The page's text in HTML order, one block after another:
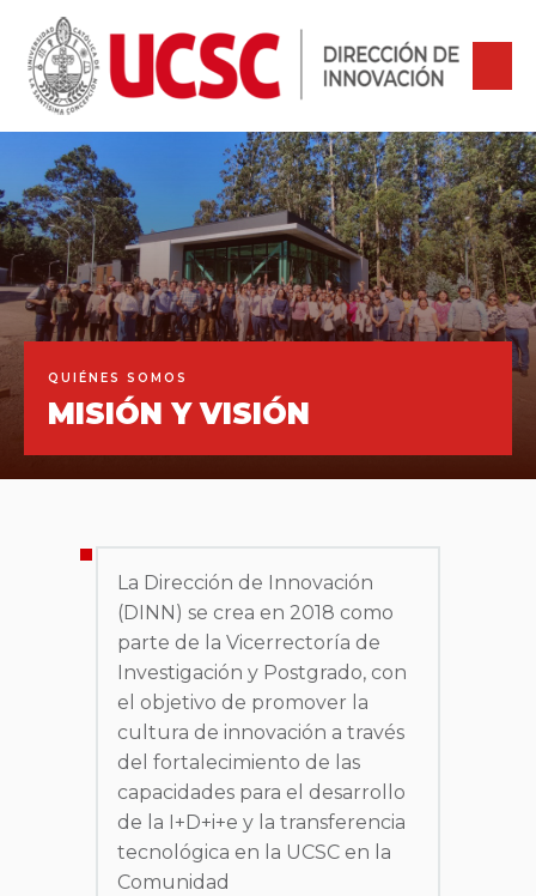
QUIÉNES SOMOS
MISIÓN Y VISIÓN
La Dirección de Innovación
(DINN) se crea en 2018 como
parte de la Vicerrectoría de
Investigación y Postgrado, con
el objetivo de promover la
cultura de innovación a través
del fortalecimiento de las
capacidades para el desarrollo
de la I+D+i+e y la transferencia
tecnológica en la UCSC en la
Comunidad